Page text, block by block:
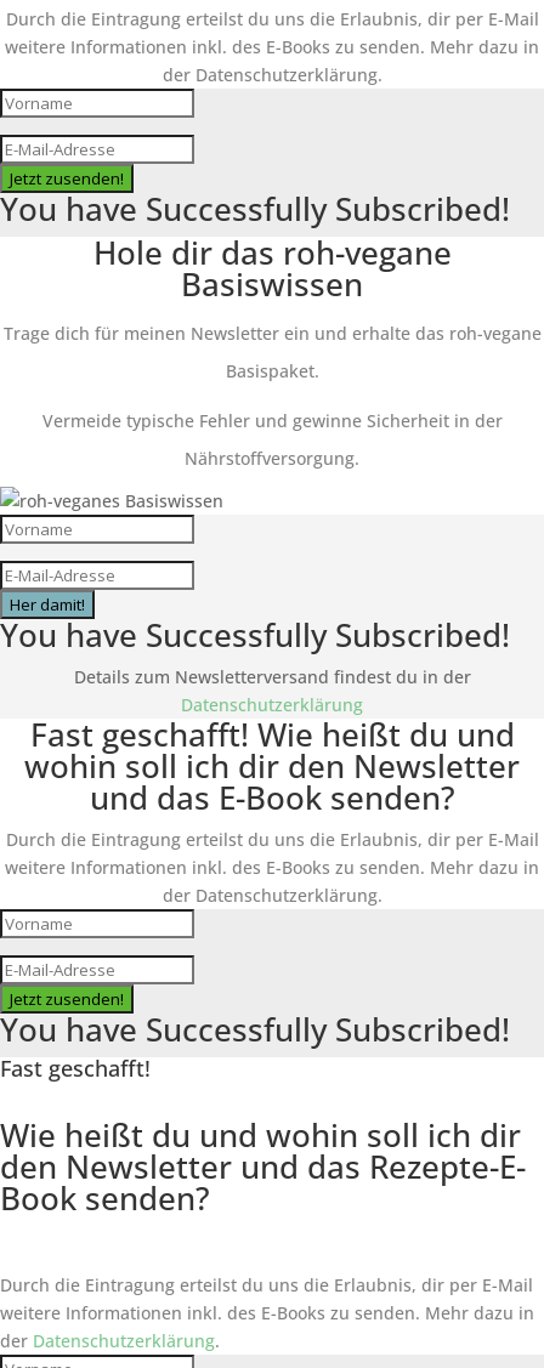
Durch die Eintragung erteilst du uns die Erlaubnis, dir per E-Mail
weitere Informationen inkl. des E-Books zu senden. Mehr dazu in
der Datenschutzerklärung.
Jetzt zusenden!
You have Successfully Subscribed!
Hole dir das roh-vegane
Basiswissen
Trage dich für meinen Newsletter ein und erhalte das roh-vegane
Basispaket.
Vermeide typische Fehler und gewinne Sicherheit in der
Nährstoffversorgung.
Her damit!
You have Successfully Subscribed!
Details zum Newsletterversand findest du in der
Datenschutzerklärung
Fast geschafft! Wie heißt du und
wohin soll ich dir den Newsletter
und das E-Book senden?
Durch die Eintragung erteilst du uns die Erlaubnis, dir per E-Mail
weitere Informationen inkl. des E-Books zu senden. Mehr dazu in
der Datenschutzerklärung.
Jetzt zusenden!
You have Successfully Subscribed!
Fast geschafft!
Wie heißt du und wohin soll ich dir
den Newsletter und das Rezepte-E-
Book senden?
Durch die Eintragung erteilst du uns die Erlaubnis, dir per E-Mail
weitere Informationen inkl. des E-Books zu senden. Mehr dazu in
der Datenschutzerklärung.